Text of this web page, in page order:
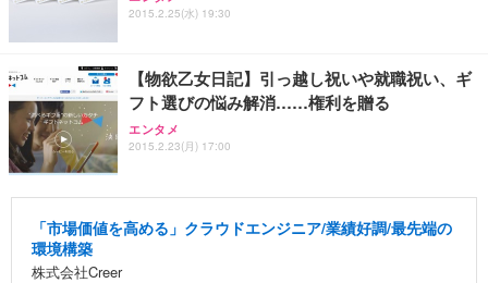
2015.2.25(水) 19:30
【物欲乙女日記】引っ越し祝いや就職祝い、ギ
フト選びの悩み解消……権利を贈る
エンタメ
2015.2.23(月) 17:00
「市場価値を高める」クラウドエンジニア/業績好調/最先端の
環境構築
株式会社Creer